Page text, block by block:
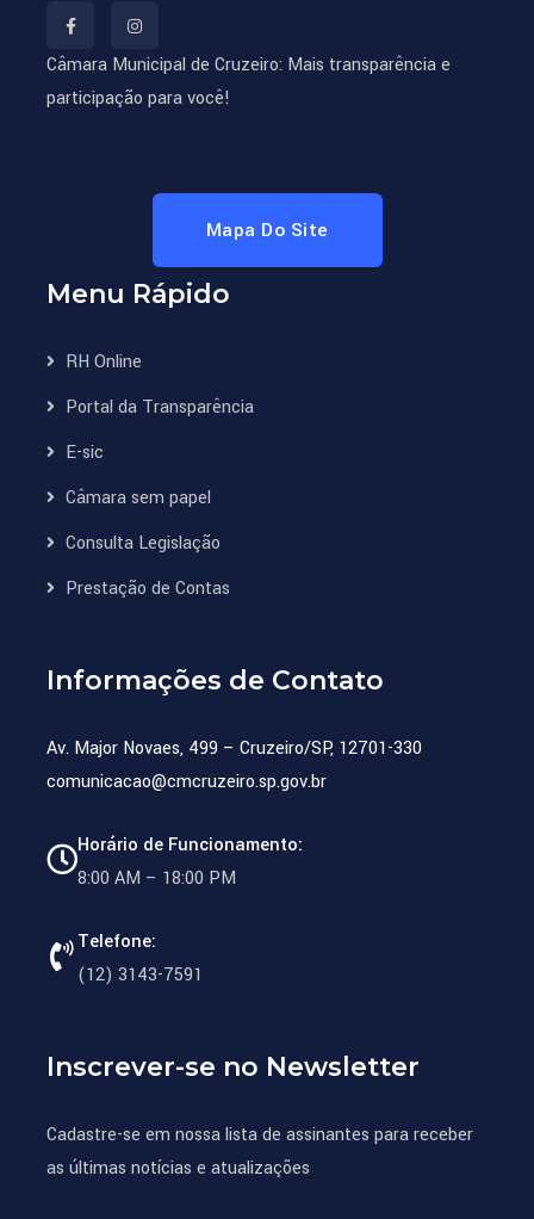
Câmara Municipal de Cruzeiro: Mais transparência e
participação para você!
Mapa Do Site
Menu Rápido
RH Online
Portal da Transparência
E-sic
Câmara sem papel
Consulta Legislação
Prestação de Contas
Informações de Contato
Av. Major Novaes, 499 – Cruzeiro/SP, 12701-330
comunicacao@cmcruzeiro.sp.gov.br
Horário de Funcionamento:
8:00 AM – 18:00 PM
Telefone:
(12) 3143-7591
Inscrever-se no Newsletter
Cadastre-se em nossa lista de assinantes para receber
as últimas notícias e atualizações